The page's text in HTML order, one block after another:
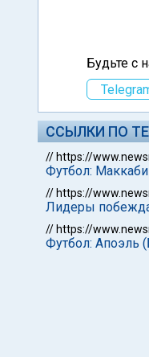
Будьте с
ССЫЛКИ ПО
// https://
Футбол:
// https://
Лидеры
// https://
Футбол: Апоэль